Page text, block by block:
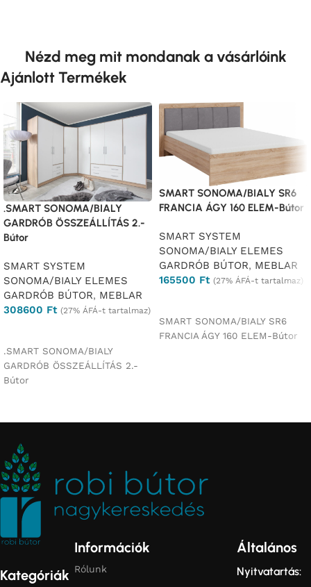
Nézd meg mit mondanak a vásárlóink
Ajánlott Termékek
.SMART SONOMA/BIALY
GARDRÓB ÖSSZEÁLLÍTÁS 2.-
Bútor
SMART SYSTEM
SONOMA/BIALY ELEMES
GARDRÓB BÚTOR, MEBLAR
308600 Ft (27% ÁFÁ-t tartalmaz)
.SMART SONOMA/BIALY
GARDRÓB ÖSSZEÁLLÍTÁS 2.-
Bútor
SMART SONOMA/BIALY SR6
FRANCIA ÁGY 160 ELEM-Bútor
SMART SYSTEM
SONOMA/BIALY ELEMES
GARDRÓB BÚTOR, MEBLAR
165500 Ft (27% ÁFÁ-t tartalmaz)
SMART SONOMA/BIALY SR6
FRANCIA ÁGY 160 ELEM-Bútor
Kategóriák
Információk
Rólunk
Általános
Nyitvatartás: